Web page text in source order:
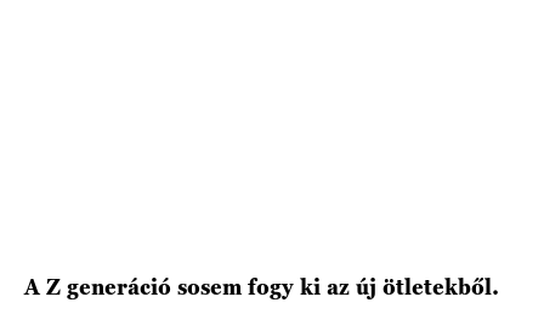
A Z generáció sosem fogy ki az új ötletekből.